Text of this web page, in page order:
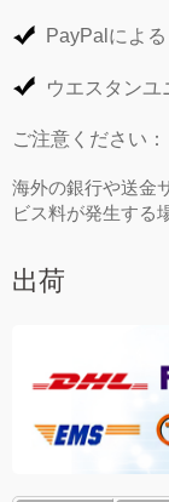
PayPalによる
ウエスタンユ
ご注意ください：
海外の銀行や送金
ビス料が発生する
出荷